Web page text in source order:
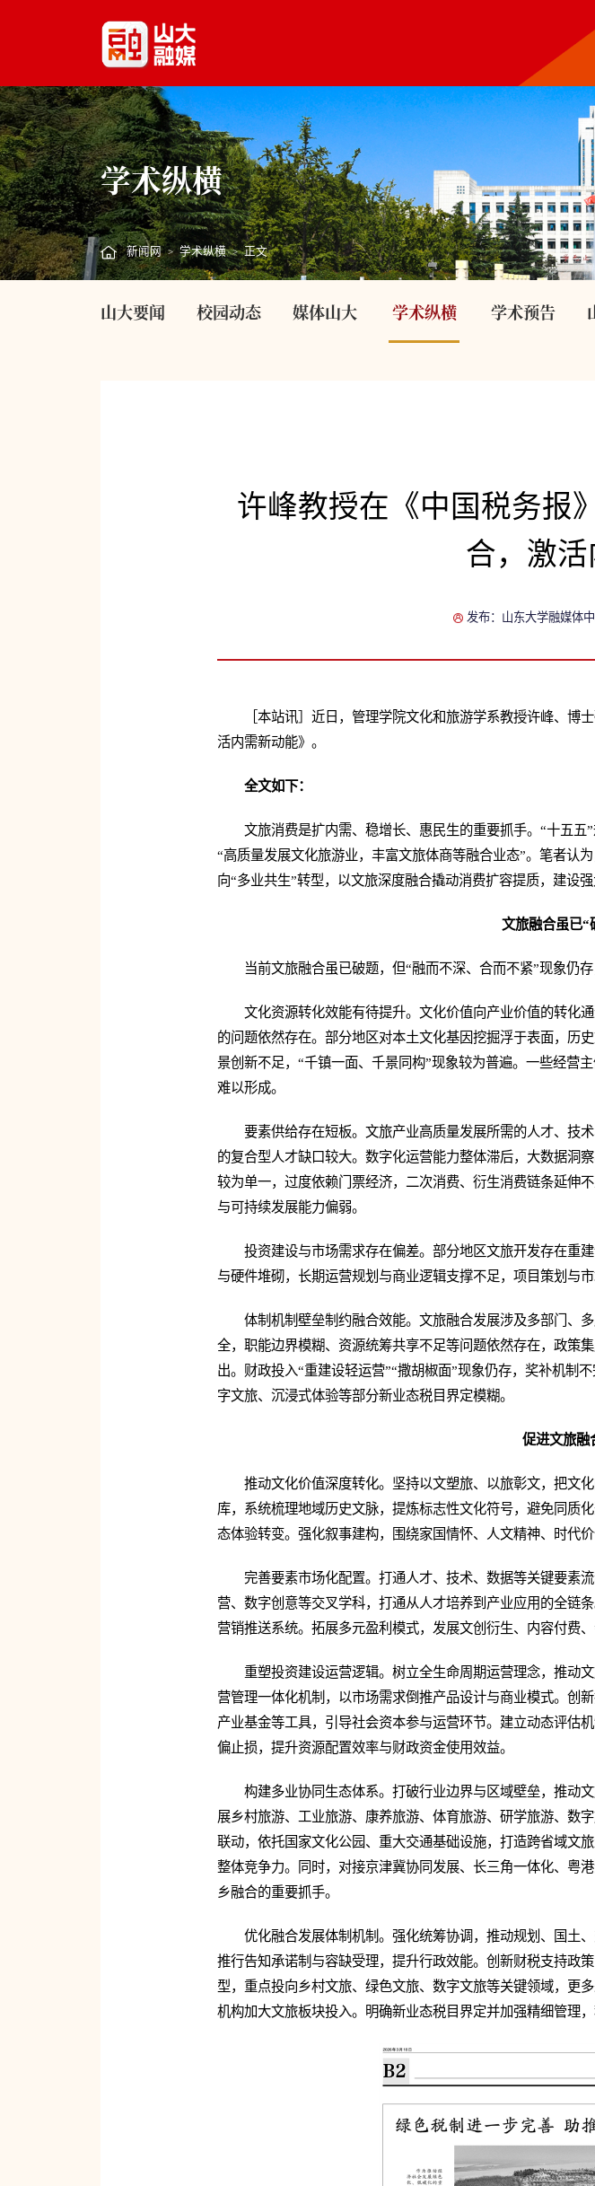
学术纵横
新闻网 > 学术纵横 > 正文
山大要闻 校园动态 媒体山大 学术纵横 学术预告
许峰教授在《中国税务报
合，激
发布：山东大学融媒体
［本站讯］近日，管理学院文化和旅游学系教授许峰、博
活内需新动能》。
全文如下：
文旅消费是扩内需、稳增长、惠民生的重要抓手。“十五
“高质量发展文化旅游业，丰富文旅体商等融合业态”。笔者认
向“多业共生”转型，以文旅深度融合撬动消费扩容提质，建设强
文旅融合虽已“
当前文旅融合虽已破题，但“融而不深、合而不紧”现象仍
文化资源转化效能有待提升。文化价值向产业价值的转化
的问题依然存在。部分地区对本土文化基因挖掘浮于表面，历
景创新不足，“千镇一面、千景同构”现象较为普遍。一些经营
难以形成。
要素供给存在短板。文旅产业高质量发展所需的人才、技
的复合型人才缺口较大。数字化运营能力整体滞后，大数据洞
较为单一，过度依赖门票经济，二次消费、衍生消费链条延伸
与可持续发展能力偏弱。
投资建设与市场需求存在偏差。部分地区文旅开发存在重
与硬件堆砌，长期运营规划与商业逻辑支撑不足，项目策划与
体制机制壁垒制约融合效能。文旅融合发展涉及多部门、
全，职能边界模糊、资源统筹共享不足等问题依然存在，政策
出。财政投入“重建设轻运营”“撒胡椒面”现象仍存，奖补机制
字文旅、沉浸式体验等部分新业态税目界定模糊。
促进文旅融
推动文化价值深度转化。坚持以文塑旅、以旅彰文，把文
库，系统梳理地域历史文脉，提炼标志性文化符号，避免同质
态体验转变。强化叙事建构，围绕家国情怀、人文精神、时代
完善要素市场化配置。打通人才、技术、数据等关键要素
营、数字创意等交叉学科，打通从人才培养到产业应用的全链
营销推送系统。拓展多元盈利模式，发展文创衍生、内容付费
重塑投资建设运营逻辑。树立全生命周期运营理念，推动
营管理一体化机制，以市场需求倒推产品设计与商业模式。创
产业基金等工具，引导社会资本参与运营环节。建立动态评估
偏止损，提升资源配置效率与财政资金使用效益。
构建多业协同生态体系。打破行业边界与区域壁垒，推动
展乡村旅游、工业旅游、康养旅游、体育旅游、研学旅游、数
联动，依托国家文化公园、重大交通基础设施，打造跨省域文
整体竞争力。同时，对接京津冀协同发展、长三角一体化、粤
乡融合的重要抓手。
优化融合发展体制机制。强化统筹协调，推动规划、国土
推行告知承诺制与容缺受理，提升行政效能。创新财税支持政
型，重点投向乡村文旅、绿色文旅、数字文旅等关键领域，更
机构加大文旅板块投入。明确新业态税目界定并加强精细管理